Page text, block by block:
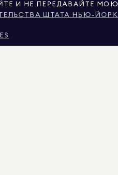
ШТАТА НЬЮ-ЙОРК